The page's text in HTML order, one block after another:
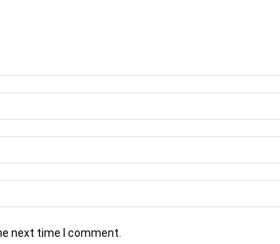
next time I comment.